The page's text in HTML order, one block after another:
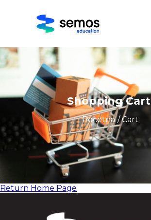
Shopping Cart
Početna / Cart
Return Home Page